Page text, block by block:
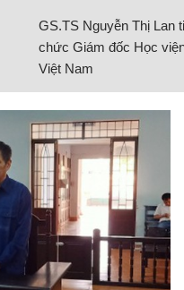
GS.TS Nguyễn Thị Lan
chức Giám đốc Học
Việt Nam